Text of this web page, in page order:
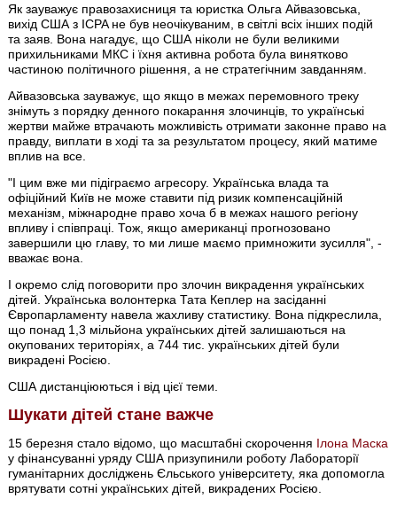
Як зауважує правозахисниця та юристка Ольга Айвазовська,
вихід США з ICPA не був неочікуваним, в світлі всіх інших подій
та заяв. Вона нагадує, що США ніколи не були великими
прихильниками МКС і їхня активна робота була винятково
частиною політичного рішення, а не стратегічним завданням.
Айвазовська зауважує, що якщо в межах перемовного треку
знімуть з порядку денного покарання злочинців, то українські
жертви майже втрачають можливість отримати законне право на
правду, виплати в ході та за результатом процесу, який матиме
вплив на все.
"І цим вже ми підіграємо агресору. Українська влада та
офіційний Київ не може ставити під ризик компенсаційній
механізм, міжнародне право хоча б в межах нашого регіону
впливу і співпраці. Тож, якщо американці прогнозовано
завершили цю главу, то ми лише маємо примножити зусилля", -
вважає вона.
І окремо слід поговорити про злочин викрадення українських
дітей. Українська волонтерка Тата Кеплер на засіданні
Європарламенту навела жахливу статистику. Вона підкреслила,
що понад 1,3 мільйона українських дітей залишаються на
окупованих територіях, а 744 тис. українських дітей були
викрадені Росією.
США дистанціюються і від цієї теми.
Шукати дітей стане важче
15 березня стало відомо, що масштабні скорочення Ілона Маска
у фінансуванні уряду США призупинили роботу Лабораторії
гуманітарних досліджень Єльського університету, яка допомогла
врятувати сотні українських дітей, викрадених Росією.